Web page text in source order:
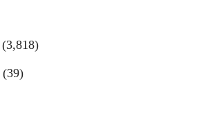
(3,818)
(39)